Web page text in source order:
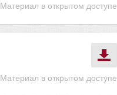
Материал в открытом доступе
Материал в открытом доступе